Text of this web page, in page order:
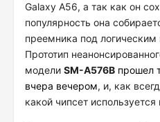
Galaxy A56, а так как он
популярность она
преемника под логическим
Прототип
модели SM-A576B прошел
вчера вечером, и, как
какой чипсет используется